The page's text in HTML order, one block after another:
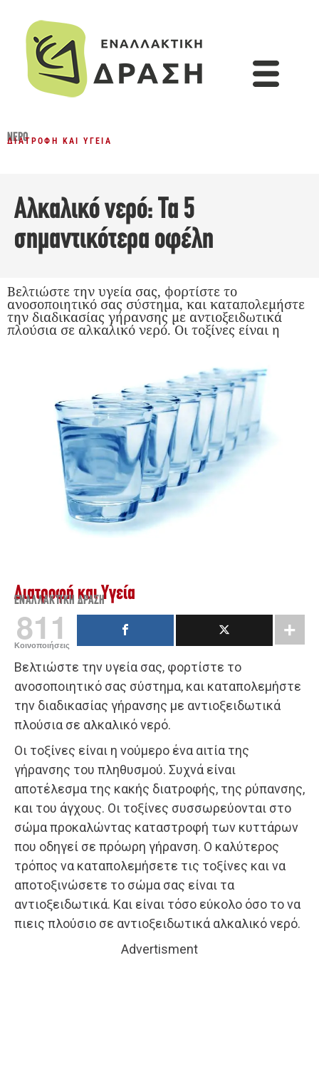
ΝΕΡΌ
ΔΙΑΤΡΟΦΉ ΚΑΙ ΥΓΕΊΑ
Αλκαλικό νερό: Τα 5
σημαντικότερα οφέλη
Βελτιώστε την υγεία σας, φορτίστε το
ανοσοποιητικό σας σύστημα, και καταπολεμήστε
την διαδικασίας γήρανσης με αντιοξειδωτικά
πλούσια σε αλκαλικό νερό. Οι τοξίνες είναι η
Διατροφή και Υγεία
ΕΝΑΛΛΑΚΤΙΚΉ ΔΡΆΣΗ
811
Κοινοποιήσεις
Βελτιώστε την υγεία σας, φορτίστε το
ανοσοποιητικό σας σύστημα, και καταπολεμήστε
την διαδικασίας γήρανσης με αντιοξειδωτικά
πλούσια σε αλκαλικό νερό.
Οι τοξίνες είναι η νούμερο ένα αιτία της
γήρανσης του πληθυσμού. Συχνά είναι
αποτέλεσμα της κακής διατροφής, της ρύπανσης,
και του άγχους. Οι τοξίνες συσσωρεύονται στο
σώμα προκαλώντας καταστροφή των κυττάρων
που οδηγεί σε πρόωρη γήρανση. Ο καλύτερος
τρόπος να καταπολεμήσετε τις τοξίνες και να
αποτοξινώσετε το σώμα σας είναι τα
αντιοξειδωτικά. Και είναι τόσο εύκολο όσο το να
πιεις πλούσιο σε αντιοξειδωτικά αλκαλικό νερό.
Advertisment